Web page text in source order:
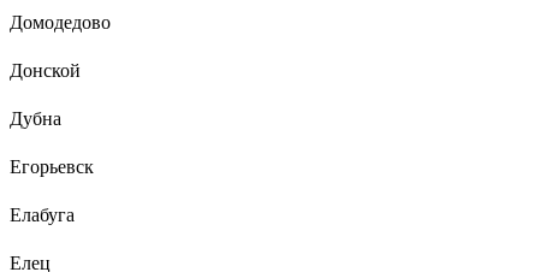
Домодедово
Донской
Дубна
Егорьевск
Елабуга
Елец